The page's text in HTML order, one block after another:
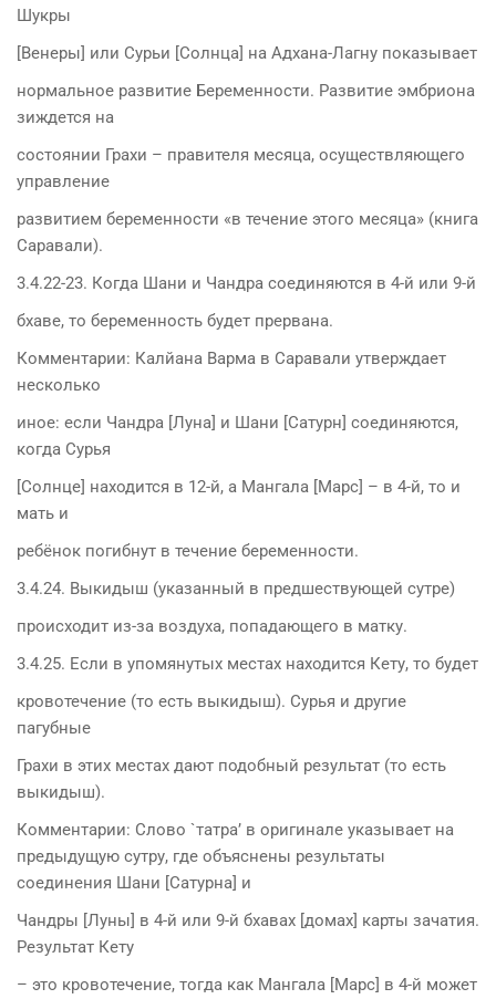
Шукры
[Венеры] или Сурьи [Солнца] на Адхана-Лагну показывает
нормальное развитие Беременности. Развитие эмбриона
зиждется на
состоянии Грахи – правителя месяца, осуществляющего
управление
развитием беременности «в течение этого месяца» (книга
Саравали).
3.4.22-23. Когда Шани и Чандра соединяются в 4-й или 9-й
бхаве, то беременность будет прервана.
Комментарии: Калйана Варма в Саравали утверждает
несколько
иное: если Чандра [Луна] и Шани [Сатурн] соединяются,
когда Сурья
[Солнце] находится в 12-й, а Мангала [Марс] – в 4-й, то и
мать и
ребёнок погибнут в течение беременности.
3.4.24. Выкидыш (указанный в предшествующей сутре)
происходит из-за воздуха, попадающего в матку.
3.4.25. Если в упомянутых местах находится Кету, то будет
кровотечение (то есть выкидыш). Сурья и другие
пагубные
Грахи в этих местах дают подобный результат (то есть
выкидыш).
Комментарии: Слово `татра’ в оригинале указывает на
предыдущую сутру, где объяснены результаты
соединения Шани [Сатурна] и
Чандры [Луны] в 4-й или 9-й бхавах [домах] карты зачатия.
Результат Кету
– это кровотечение, тогда как Мангала [Марс] в 4-й может